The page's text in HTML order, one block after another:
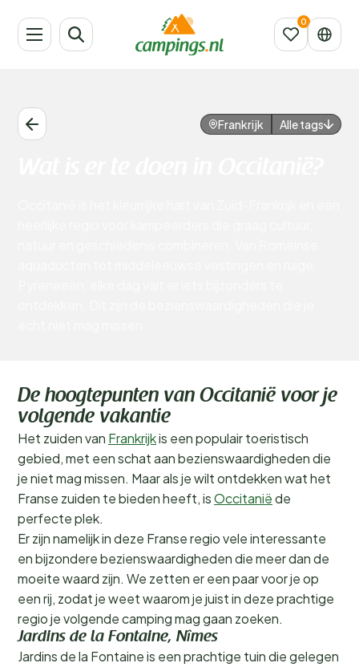
Frankrijk Alle tags
De hoogtepunten van Occitanië voor je
volgende vakantie
Het zuiden van Frankrijkis een populair toeristisch
gebied, met een schat aan bezienswaardigheden die
je niet mag missen. Maar als je wilt ontdekken wat het
Franse zuiden te bieden heeft, isOccitaniëde
perfecte plek.
Er zijn namelijk in deze Franse regio vele interessante
en bijzondere bezienswaardigheden die meer dan de
moeite waard zijn. We zetten er een paar voor je op
een rij, zodat je weet waarom je juist in deze prachtige
regio je volgende camping mag gaan zoeken.
Jardins de la Fontaine, Nîmes
Jardins de la Fontaine is een prachtige tuin die gelegen